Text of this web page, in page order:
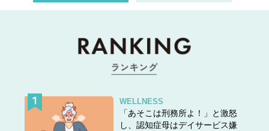
WELLNESS
「あそこは刑務所よ！」と激怒
し、認知症母はデイサービス嫌